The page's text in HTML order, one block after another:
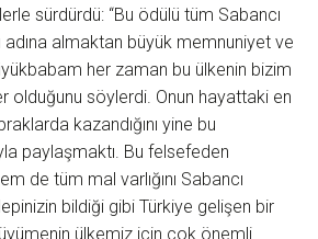
sürdürdü: “Bu ödülü tüm Sabancı
adına almaktan büyük memnuniyet ve
her zaman bu ülkenin bizim
olduğunu söylerdi. Onun hayattaki en
kazandığını yine bu
paylaşmaktı. Bu felsefeden
de tüm mal varlığını Sabancı
bildiği gibi Türkiye gelişen bir
ülkemiz için çok önemli